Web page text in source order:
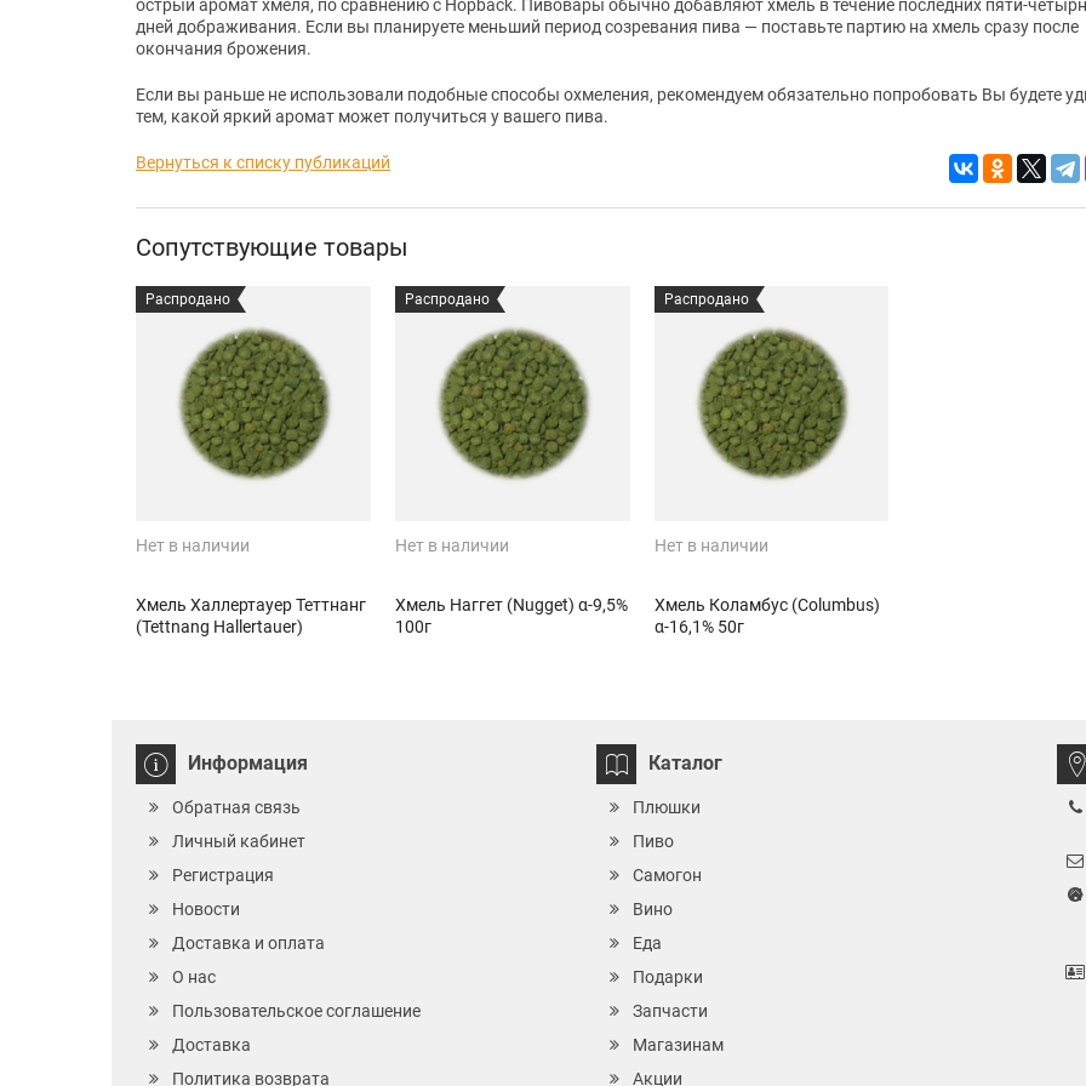
острый аромат хмеля, по сравнению с Hopback. Пивовары обычно добавляют хмель в течение последних пяти-
дней дображивания. Если вы планируете меньший период созревания пива — поставьте партию на хмель сразу после
окончания брожения.
Если вы раньше не использовали подобные способы охмеления, рекомендуем обязательно попробовать Вы будете
тем, какой яркий аромат может получиться у вашего пива.
Вернуться к списку публикаций
Сопутствующие товары
Распродано
Нет в наличии
Хмель Халлертауер Теттнанг
(Tettnang Hallertauer)
Распродано
Нет в наличии
Хмель Наггет (Nugget) α-9,5%
100г
Распродано
Нет в наличии
Хмель Коламбус (Columbus)
α-16,1% 50г
Информация
Обратная связь
Личный кабинет
Регистрация
Новости
Доставка и оплата
О нас
Пользовательское соглашение
Доставка
Политика возврата
Каталог
Плюшки
Пиво
Самогон
Вино
Еда
Подарки
Запчасти
Магазинам
Акции